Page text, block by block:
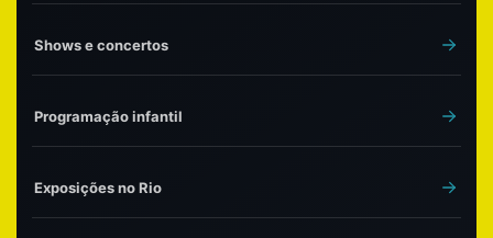
Shows e concertos
Programação infantil
Exposições no Rio